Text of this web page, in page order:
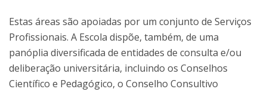
Estas áreas são apoiadas por um conjunto de Serviços
Profissionais. A Escola dispõe, também, de uma
panóplia diversificada de entidades de consulta e/ou
deliberação universitária, incluindo os Conselhos
Científico e Pedagógico, o Conselho Consultivo